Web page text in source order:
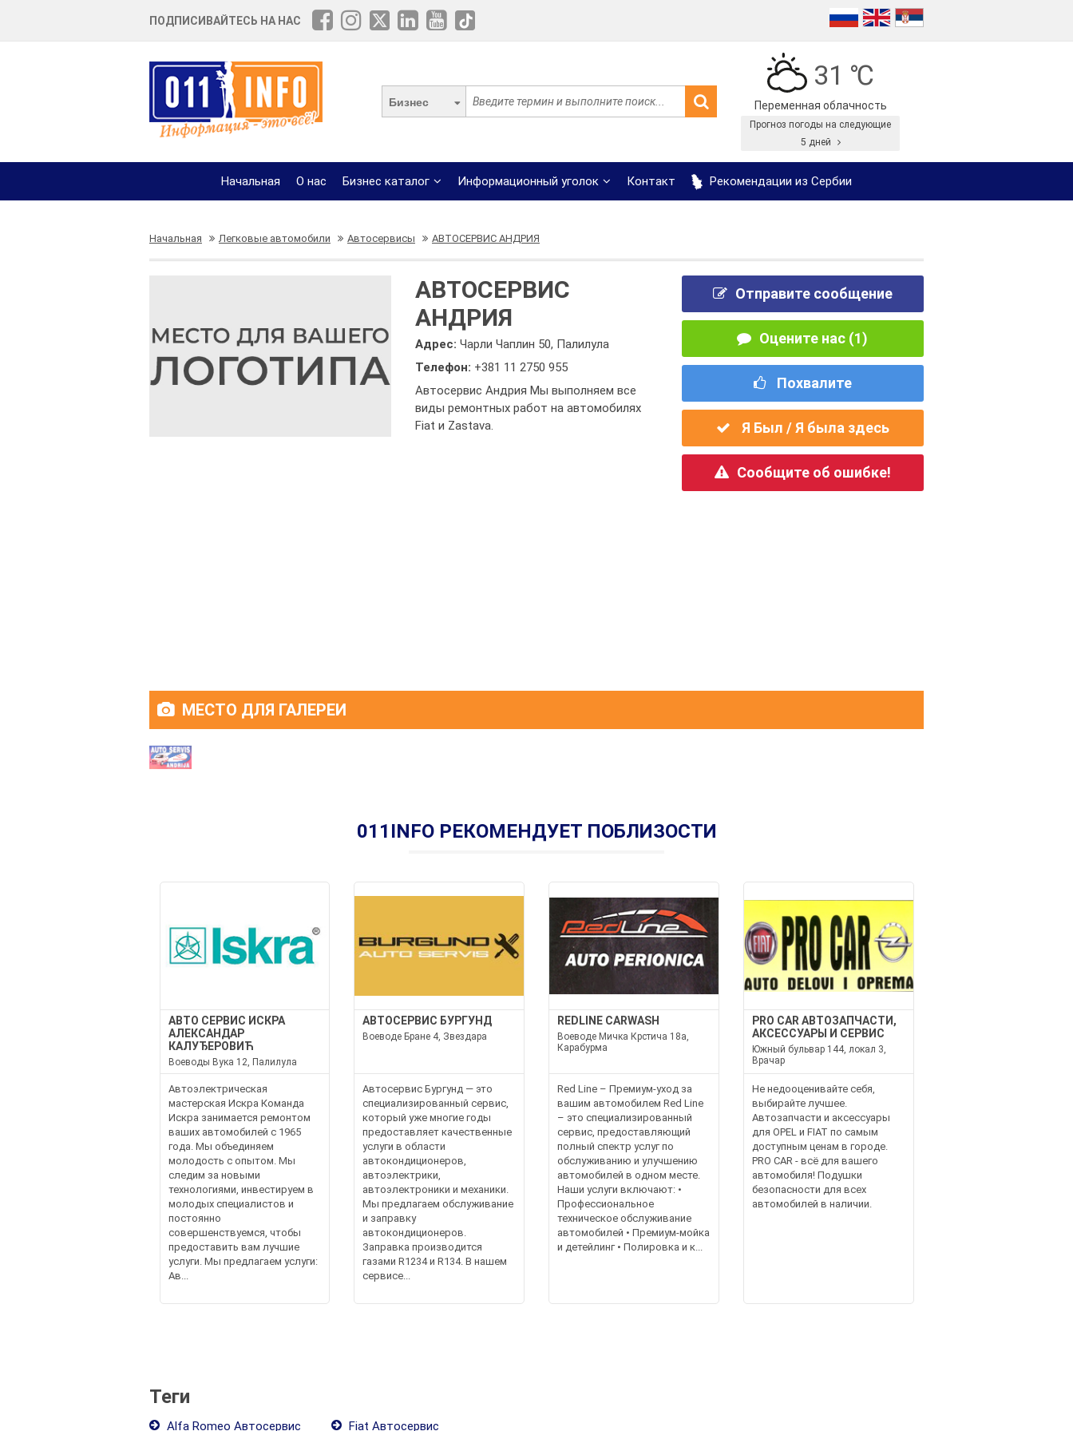
ПОДПИСИВАЙТЕСЬ НА НАС
Бизнес
31 ℃
Переменная облачность
Прогноз погоды на следующие
5 дней
Начальная О нас Бизнес каталог Информационный уголок Контакт Рекомендации из Сербии
Начальная Легковые автомобили Автосервисы АВТОСЕРВИС АНДРИЯ
АВТОСЕРВИС
АНДРИЯ
Адрес:Чарли Чаплин 50, Палилула
Телефон: +381 11 2750 955
Автосервис Андрия Мы выполняем все
виды ремонтных работ на автомобилях
Fiat и Zastava.
Отправите сообщение
Оцените нас (1)
Похвалите
Я Был / Я была здесь
Сообщите об ошибке!
МЕСТО ДЛЯ ГАЛЕРЕИ
011INFO РЕКОМЕНДУЕТ ПОБЛИЗОСТИ
АВТО СЕРВИС ИСКРА
АЛЕКСАНДАР
КАЛУЂЕРОВИЋ
Воеводы Вука 12, Палилула
Автоэлектрическая
мастерская Искра Команда
Искра занимается ремонтом
ваших автомобилей с 1965
года. Мы объединяем
молодость с опытом. Мы
следим за новыми
технологиями, инвестируем в
молодых специалистов и
постоянно
совершенствуемся, чтобы
предоставить вам лучшие
услуги. Мы предлагаем услуги:
Ав...
АВТОСЕРВИС БУРГУНД
Воеводе Бране 4, Звездара
Автосервис Бургунд — это
специализированный сервис,
который уже многие годы
предоставляет качественные
услуги в области
автокондиционеров,
автоэлектрики,
автоэлектроники и механики.
Мы предлагаем обслуживание
и заправку
автокондиционеров.
Заправка производится
газами R1234 и R134. В нашем
сервисе...
REDLINE CARWASH
Воеводе Мичка Крстича 18а,
Карабурма
Red Line – Премиум-уход за
вашим автомобилем Red Line
– это специализированный
сервис, предоставляющий
полный спектр услуг по
обслуживанию и улучшению
автомобилей в одном месте.
Наши услуги включают: •
Профессиональное
техническое обслуживание
автомобилей • Премиум-мойка
и детейлинг • Полировка и к...
PRO CAR АВТОЗАПЧАСТИ,
АКСЕССУАРЫ И СЕРВИС
Южный бульвар 144, локал 3,
Врачар
Не недооценивайте себя,
выбирайте лучшее.
Автозапчасти и аксессуары
для OPEL и FIAT по самым
доступным ценам в городе.
PRO CAR - всё для вашего
автомобиля! Подушки
безопасности для всех
автомобилей в наличии.
Теги
Alfa Romeo Автосервис Fiat Автосервис